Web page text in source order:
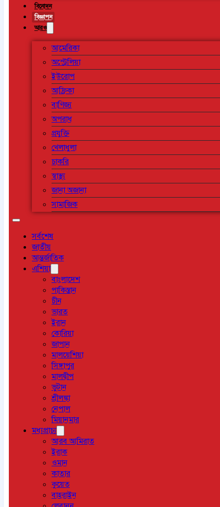
বিনোদন
বিজ্ঞাপন
আরও
আমেরিকা
অস্ট্রেলিয়া
ইউরোপ
আফ্রিকা
বাণিজ্য
অপরাধ
প্রযুক্তি
খেলাধুলা
চাকরি
স্বাস্থ্য
জানা অজানা
সামাজিক
সর্বশেষ
জাতীয়
আন্তর্জাতিক
এশিয়া
বাংলাদেশ
পাকিস্তান
চীন
ভারত
ইরান
কোরিয়া
জাপান
মালয়েশিয়া
সিঙ্গাপুর
মালদ্বীপ
ভুটান
শ্রীলঙ্কা
নেপাল
মিয়ানমার
মধ্যপ্রাচ্য
আরব আমিরাত
ইরাক
ওমান
কাতার
কুয়েত
বাহরাইন